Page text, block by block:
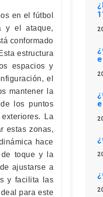
en el fútbol
y el ataque,
conformado
estructura
espacios y
el
mantener la
los puntos
La
estas zonas,
hace
toque y la
ajustarse a
y facilita las
para este